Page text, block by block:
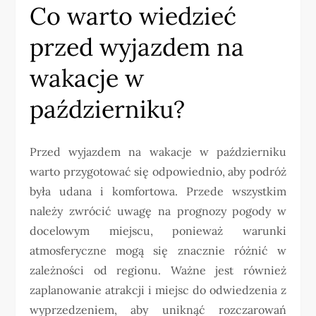
Co warto wiedzieć
przed wyjazdem na
wakacje w
październiku?
Przed wyjazdem na wakacje w październiku
warto przygotować się odpowiednio, aby podróż
była udana i komfortowa. Przede wszystkim
należy zwrócić uwagę na prognozy pogody w
docelowym miejscu, ponieważ warunki
atmosferyczne mogą się znacznie różnić w
zależności od regionu. Ważne jest również
zaplanowanie atrakcji i miejsc do odwiedzenia z
wyprzedzeniem, aby uniknąć rozczarowań